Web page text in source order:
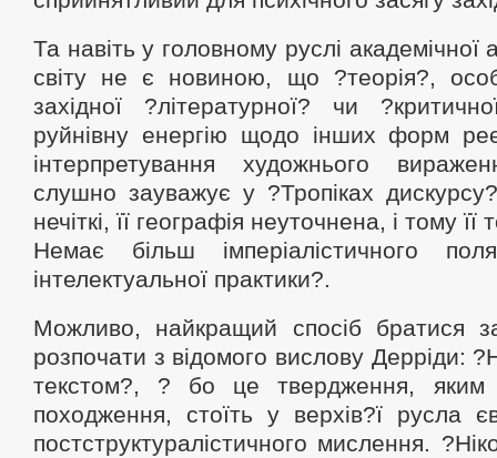
Та навіть у головному руслі академічної
світу не є новиною, що ?теорія?,
західної ?літературної? чи
руйнівну енергію щодо інших форм
інтерпретування художнього
слушно зауважує у ?Тропіках
нечіткі, її географія неуточнена, і тому
Немає більш імперіалістичного
інтелектуальної практики?.
Можливо, найкращий спосіб братися
розпочати з відомого вислову Дерріди:
текстом?, ? бо це твердження,
походження, стоїть у верхів?ї русла
постструктуралістичного мислення.